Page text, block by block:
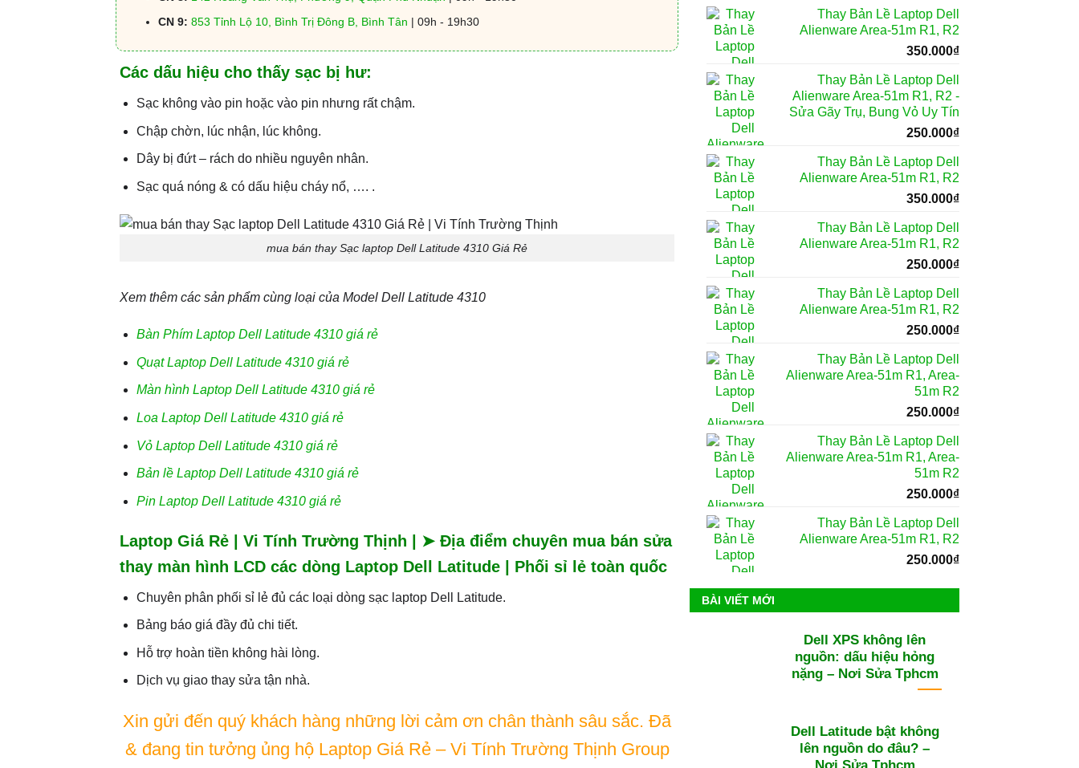
CN 9: 853 Tỉnh Lộ 10, Bình Trị Đông B, Bình Tân | 09h - 19h30
Các dấu hiệu cho thấy sạc bị hư:
Sạc không vào pin hoặc vào pin nhưng rất chậm.
Chập chờn, lúc nhận, lúc không.
Dây bị đứt – rách do nhiều nguyên nhân.
Sạc quá nóng & có dấu hiệu cháy nổ, …. .
mua bán thay Sạc laptop Dell Latitude 4310 Giá Rẻ
Xem thêm các sản phẩm cùng loại của Model Dell Latitude 4310
Bàn Phím Laptop Dell Latitude 4310 giá rẻ
Quạt Laptop Dell Latitude 4310 giá rẻ
Màn hình Laptop Dell Latitude 4310 giá rẻ
Loa Laptop Dell Latitude 4310 giá rẻ
Vỏ Laptop Dell Latitude 4310 giá rẻ
Bản lề Laptop Dell Latitude 4310 giá rẻ
Pin Laptop Dell Latitude 4310 giá rẻ
Laptop Giá Rẻ | Vi Tính Trường Thịnh | ➤ Địa điểm chuyên mua bán sửa
thay màn hình LCD các dòng Laptop Dell Latitude | Phối sỉ lẻ toàn quốc
Chuyên phân phối sỉ lẻ đủ các loại dòng sạc laptop Dell Latitude.
Bảng báo giá đầy đủ chi tiết.
Hỗ trợ hoàn tiền không hài lòng.
Dịch vụ giao thay sửa tận nhà.
Xin gửi đến quý khách hàng những lời cảm ơn chân thành sâu sắc. Đã
& đang tin tưởng ủng hộ Laptop Giá Rẻ – Vi Tính Trường Thịnh Group
Thay Bản Lề Laptop Dell
Alienware Area-51m R1, R2
350.000₫
Thay Bản Lề Laptop Dell
Alienware Area-51m R1, R2 -
Sửa Gãy Trụ, Bung Vỏ Uy Tín
250.000₫
Thay Bản Lề Laptop Dell
Alienware Area-51m R1, R2
350.000₫
Thay Bản Lề Laptop Dell
Alienware Area-51m R1, R2
250.000₫
Thay Bản Lề Laptop Dell
Alienware Area-51m R1, R2
250.000₫
Thay Bản Lề Laptop Dell
Alienware Area-51m R1, Area-
51m R2
250.000₫
Thay Bản Lề Laptop Dell
Alienware Area-51m R1, Area-
51m R2
250.000₫
Thay Bản Lề Laptop Dell
Alienware Area-51m R1, R2
250.000₫
BÀI VIẾT MỚI
Dell XPS không lên
nguồn: dấu hiệu hỏng
nặng – Nơi Sửa Tphcm
Dell Latitude bật không
lên nguồn do đâu? –
Nơi Sửa Tphcm